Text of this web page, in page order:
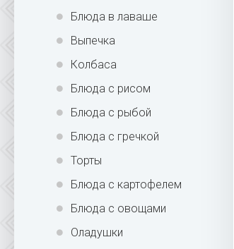
Блюда в лаваше
Выпечка
Колбаса
Блюда с рисом
Блюда с рыбой
Блюда с гречкой
Торты
Блюда с картофелем
Блюда с овощами
Оладушки